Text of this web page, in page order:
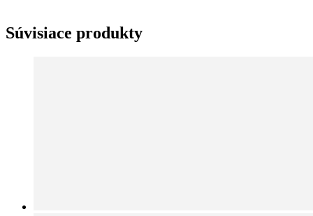
Súvisiace produkty